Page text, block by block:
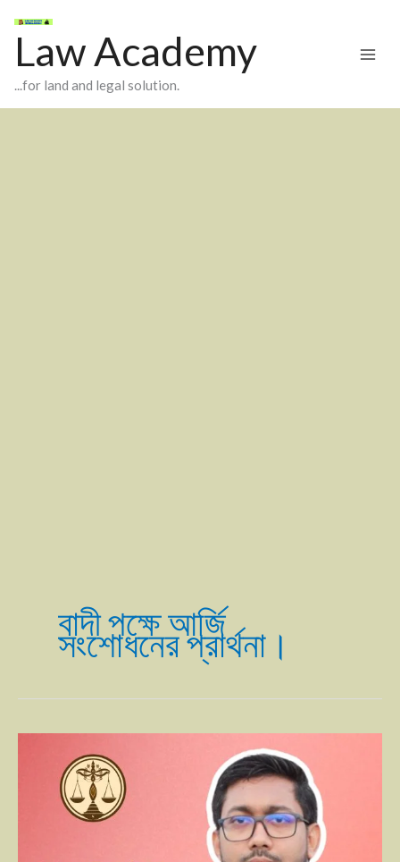
content
Law Academy
...for land and legal solution.
বাদী পক্ষে আর্জি
সংশোধনের প্রার্থনা।
সংশোধনের